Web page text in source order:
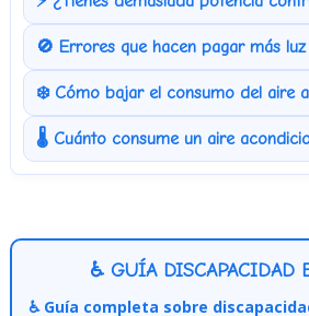
🚫 Errores que hacen pagar más luz
❄️ Cómo bajar el consumo del aire
🌡️ Cuánto consume un aire
♿ GUÍA DISCAPACIDAD
♿ Guía completa sobre